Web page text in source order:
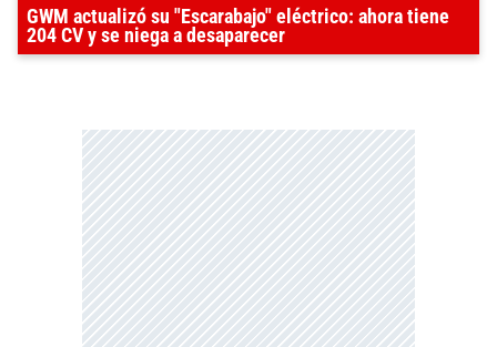
GWM actualizó su "Escarabajo" eléctrico: ahora tiene
204 CV y se niega a desaparecer